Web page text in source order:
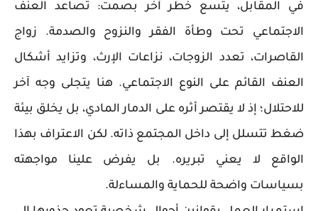
في المقابل، يتسع خطر آخر بصمت: تصاعد العنف
الاجتماعي تحت وطأة الفقر والنزوح والصدمة. زواج
القاصرات، تعدد الزوجات، نزاعات الإرث، وتزايد أشكال
العنف القائم على النوع الاجتماعي. هنا يتجلى وجه آخر
للاحتلال؛ إذ لا يقتصر أثره على الدمار المادي، بل يخلق بيئة
ضغط تتسلل إلى داخل المجتمع ذاته. لكن الاعتراف بهذا
الواقع لا يعني تبريره. بل يفرض علينا مواجهته
بسياسات واضحة للحماية والمساءلة.